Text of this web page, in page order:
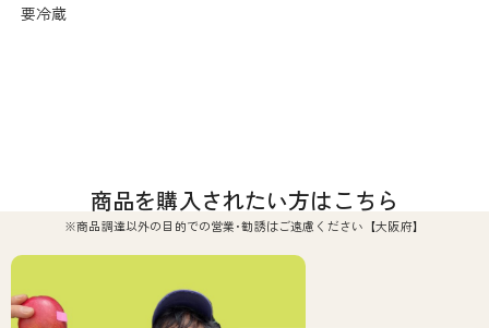
要冷蔵
商品を購入されたい方はこちら
※商品調達以外の目的での営業･勧誘はご遠慮ください【大阪府】